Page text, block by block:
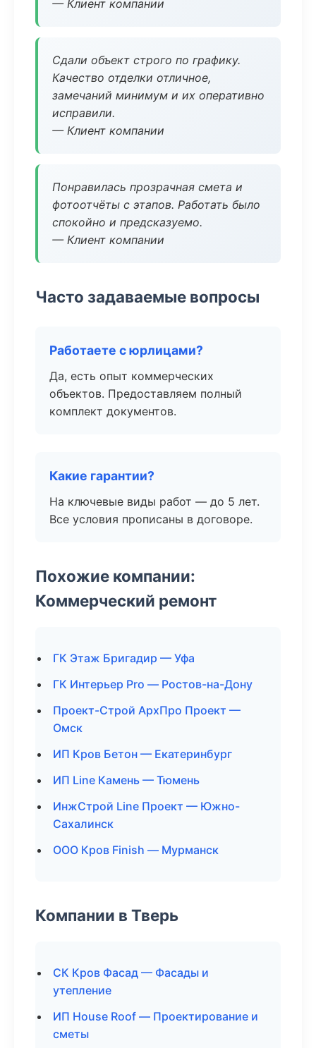
— Клиент компании
Сдали объект строго по графику.
Качество отделки отличное,
замечаний минимум и их оперативно
исправили.
— Клиент компании
Понравилась прозрачная смета и
фотоотчёты с этапов. Работать было
спокойно и предсказуемо.
— Клиент компании
Часто задаваемые вопросы
Работаете с юрлицами?
Да, есть опыт коммерческих
объектов. Предоставляем полный
комплект документов.
Какие гарантии?
На ключевые виды работ — до 5 лет.
Все условия прописаны в договоре.
Похожие компании:
Коммерческий ремонт
ГК Этаж Бригадир — Уфа
ГК Интерьер Pro — Ростов-на-Дону
Проект-Строй АрхПро Проект —
Омск
ИП Кров Бетон — Екатеринбург
ИП Line Камень — Тюмень
ИнжСтрой Line Проект — Южно-
Сахалинск
ООО Кров Finish — Мурманск
Компании в Тверь
СК Кров Фасад — Фасады и
утепление
ИП House Roof — Проектирование и
сметы